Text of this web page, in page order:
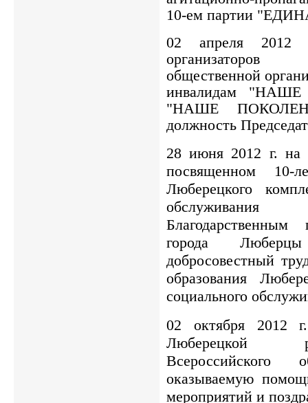
10-ем партии
02 апреля 2012
организаторов
общественной
инвалидам
"НАШЕ
должность
28 июня 2012 г. на
посвященном 10-
Люберецкого
обслуживания
города
добросовестный
образования
социального
02 октября 2012
Люберецкой
оказываемую
мероприятий и